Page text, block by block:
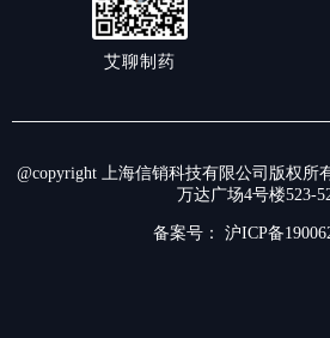
艾聊制药
@copyright 上海信销科技有限公司版权所
万达广场4号楼523-
备案号： 沪ICP备